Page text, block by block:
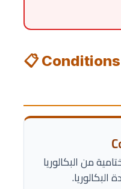
📋
من البكالوريا